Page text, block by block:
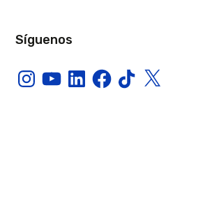
Síguenos
InstagramYouTubeLinkedInFacebook
TikTokX